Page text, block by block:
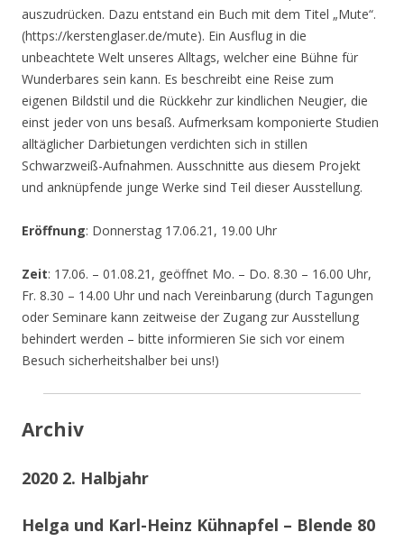
auszudrücken. Dazu entstand ein Buch mit dem Titel „Mute“.
(https://kerstenglaser.de/mute). Ein Ausflug in die
unbeachtete Welt unseres Alltags, welcher eine Bühne für
Wunderbares sein kann. Es beschreibt eine Reise zum
eigenen Bildstil und die Rückkehr zur kindlichen Neugier, die
einst jeder von uns besaß. Aufmerksam komponierte Studien
alltäglicher Darbietungen verdichten sich in stillen
Schwarzweiß-Aufnahmen. Ausschnitte aus diesem Projekt
und anknüpfende junge Werke sind Teil dieser Ausstellung.
Eröffnung: Donnerstag 17.06.21, 19.00 Uhr
Zeit: 17.06. – 01.08.21, geöffnet Mo. – Do. 8.30 – 16.00 Uhr,
Fr. 8.30 – 14.00 Uhr und nach Vereinbarung (durch Tagungen
oder Seminare kann zeitweise der Zugang zur Ausstellung
behindert werden – bitte informieren Sie sich vor einem
Besuch sicherheitshalber bei uns!)
Archiv
2020 2. Halbjahr
Helga und Karl-Heinz Kühnapfel – Blende 80